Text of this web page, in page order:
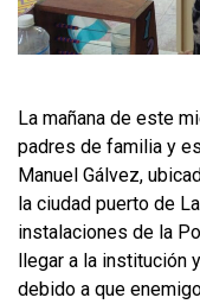
La mañana de este
padres de familia y
Manuel Gálvez,
la ciudad puerto de
instalaciones de la
llegar a la institución
debido a que